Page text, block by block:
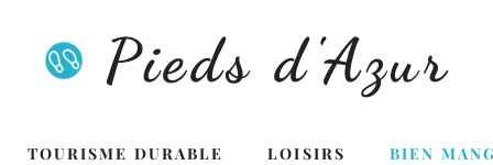
Pieds d'Azur
TOURISME DURABLE LOISIRS BIEN